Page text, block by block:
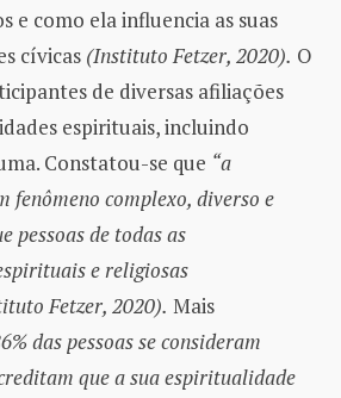
e como ela influencia as suas
cívicas (Instituto Fetzer, 2020). O
de diversas afiliações
espirituais, incluindo
Constatou-se que “a
fenômeno complexo, diverso e
pessoas de todas as
e religiosas
Fetzer, 2020). Mais
das pessoas se consideram
que a sua espiritualidade